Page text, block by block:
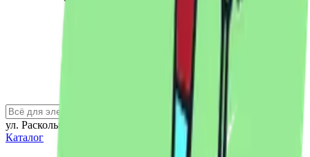
ул. Раскольникова 79А
Каталог